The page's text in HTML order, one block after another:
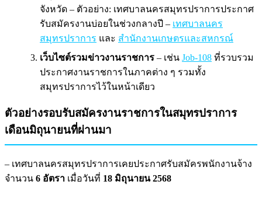
จังหวัด – ตัวอย่าง: เทศบาลนครสมุทรปราการประกาศ
รับสมัครงานบ่อยในช่วงกลางปี – เทศบาลนคร
สมุทรปราการ และ สำนักงานเกษตรและสหกรณ์
เว็บไซต์รวมข่าวงานราชการ – เช่น Job-108 ที่รวบรวม
ประกาศงานราชการในภาคต่าง ๆ รวมทั้ง
สมุทรปราการไว้ในหน้าเดียว
ตัวอย่างรอบรับสมัครงานราชการในสมุทรปราการ
เดือนมิถุนายนที่ผ่านมา
– เทศบาลนครสมุทรปราการเคยประกาศรับสมัครพนักงานจ้าง
จำนวน 6 อัตรา เมื่อวันที่ 18 มิถุนายน 2568